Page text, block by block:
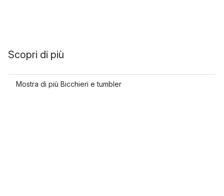
Scopri di più
Mostra di più Bicchieri e tumbler